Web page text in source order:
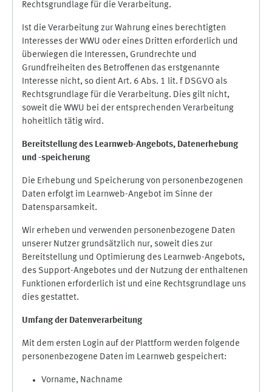
Rechtsgrundlage für die Verarbeitung.
Ist die Verarbeitung zur Wahrung eines berechtigten
Interesses der WWU oder eines Dritten erforderlich und
überwiegen die Interessen, Grundrechte und
Grundfreiheiten des Betroffenen das erstgenannte
Interesse nicht, so dient Art. 6 Abs. 1 lit. f DSGVO als
Rechtsgrundlage für die Verarbeitung. Dies gilt nicht,
soweit die WWU bei der entsprechenden Verarbeitung
hoheitlich tätig wird.
Bereitstellung des Learnweb-Angebots, Datenerhebung
und -speicherung
Die Erhebung und Speicherung von personenbezogenen
Daten erfolgt im Learnweb-Angebot im Sinne der
Datensparsamkeit.
Wir erheben und verwenden personenbezogene Daten
unserer Nutzer grundsätzlich nur, soweit dies zur
Bereitstellung und Optimierung des Learnweb-Angebots,
des Support-Angebotes und der Nutzung der enthaltenen
Funktionen erforderlich ist und eine Rechtsgrundlage uns
dies gestattet.
Umfang der Datenverarbeitung
Mit dem ersten Login auf der Plattform werden folgende
personenbezogene Daten im Learnweb gespeichert:
Vorname, Nachname